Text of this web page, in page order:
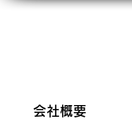
会社概要